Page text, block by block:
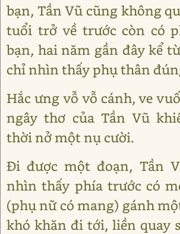
bạn, Tần Vũ cũng không
tuổi trở về trước còn có
bạn, hai năm gần đây kể
chỉ nhìn thấy phụ thân
Hắc ưng vỗ vỗ cánh, ve
ngây thơ của Tần Vũ
thời nở một nụ cười.
Đi được một đoạn, Tần
nhìn thấy phía trước có
(phụ nữ có mang) gánh
khó khăn đi tới, liền quay